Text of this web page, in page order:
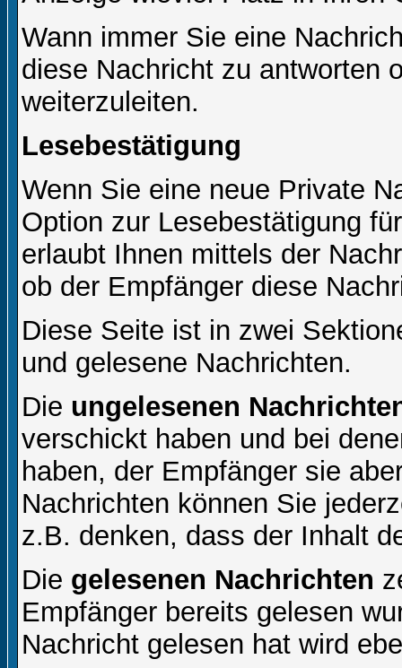
Wann immer Sie eine
diese Nachricht zu antworten
weiterzuleiten.
Lesebestätigung
Wenn Sie eine neue Private
Option zur Lesebestätigung
erlaubt Ihnen mittels der
ob der Empfänger diese
Diese Seite ist in zwei
und gelesene Nachrichten.
Die ungelesenen
verschickt haben und bei
haben, der Empfänger sie
Nachrichten können Sie
z.B. denken, dass der Inhalt
Die gelesenen Nachrichten
Empfänger bereits gelesen
Nachricht gelesen hat wird